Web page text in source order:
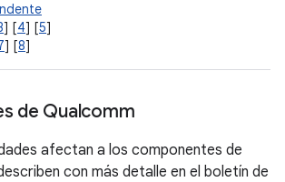
] [4] [5]
] [8]
de Qualcomm
afectan a los componentes de
con más detalle en el boletín de